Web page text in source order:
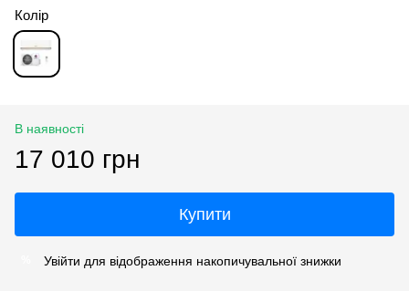
Колір
В наявності
17 010 грн
Купити
Увійти для відображення накопичувальної знижки